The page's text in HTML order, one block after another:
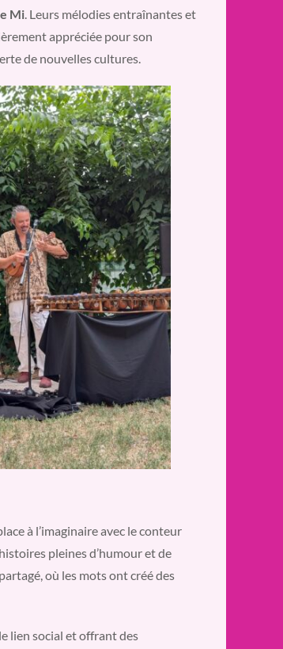
Mi . Leurs mélodies entraînantes et
appréciée pour son
de nouvelles cultures.
à l’imaginaire avec le conteur
pleines d’humour et de
où les mots ont créé des
lien social et offrant des